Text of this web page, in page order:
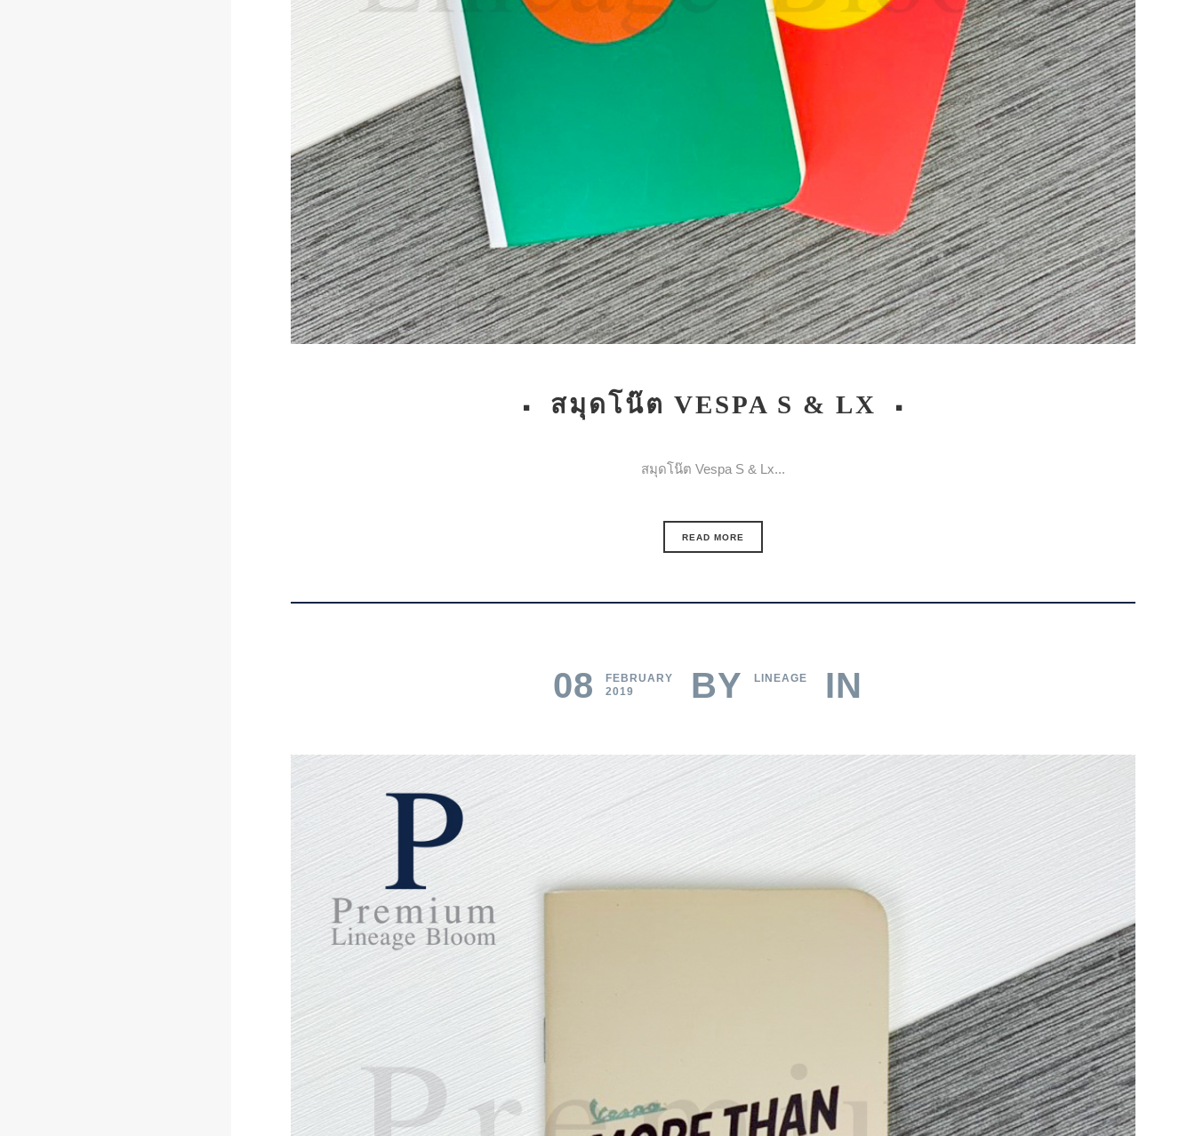
สมุดโน๊ต VESPA S & LX
สมุดโน๊ต Vespa S & Lx...
READ MORE
08
FEBRUARY
2019
BY LINEAGE IN